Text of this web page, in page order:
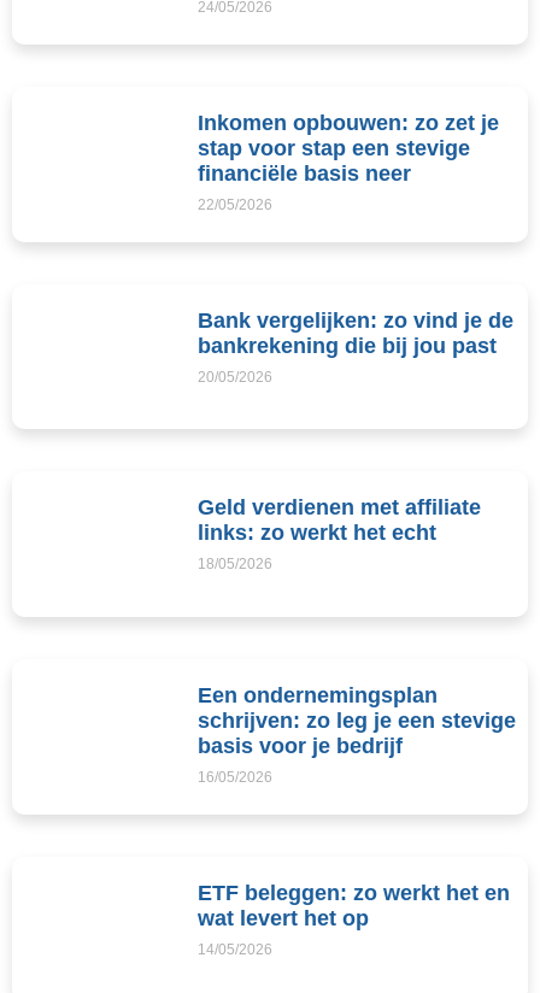
24/05/2026
Inkomen opbouwen: zo zet je
stap voor stap een stevige
financiële basis neer
22/05/2026
Bank vergelijken: zo vind je de
bankrekening die bij jou past
20/05/2026
Geld verdienen met affiliate
links: zo werkt het echt
18/05/2026
Een ondernemingsplan
schrijven: zo leg je een stevige
basis voor je bedrijf
16/05/2026
ETF beleggen: zo werkt het en
wat levert het op
14/05/2026